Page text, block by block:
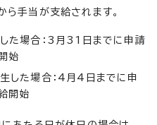
ら手当が支給されます。
た場合：3月31日までに申請
始
した場合：4月4日までに申
開始